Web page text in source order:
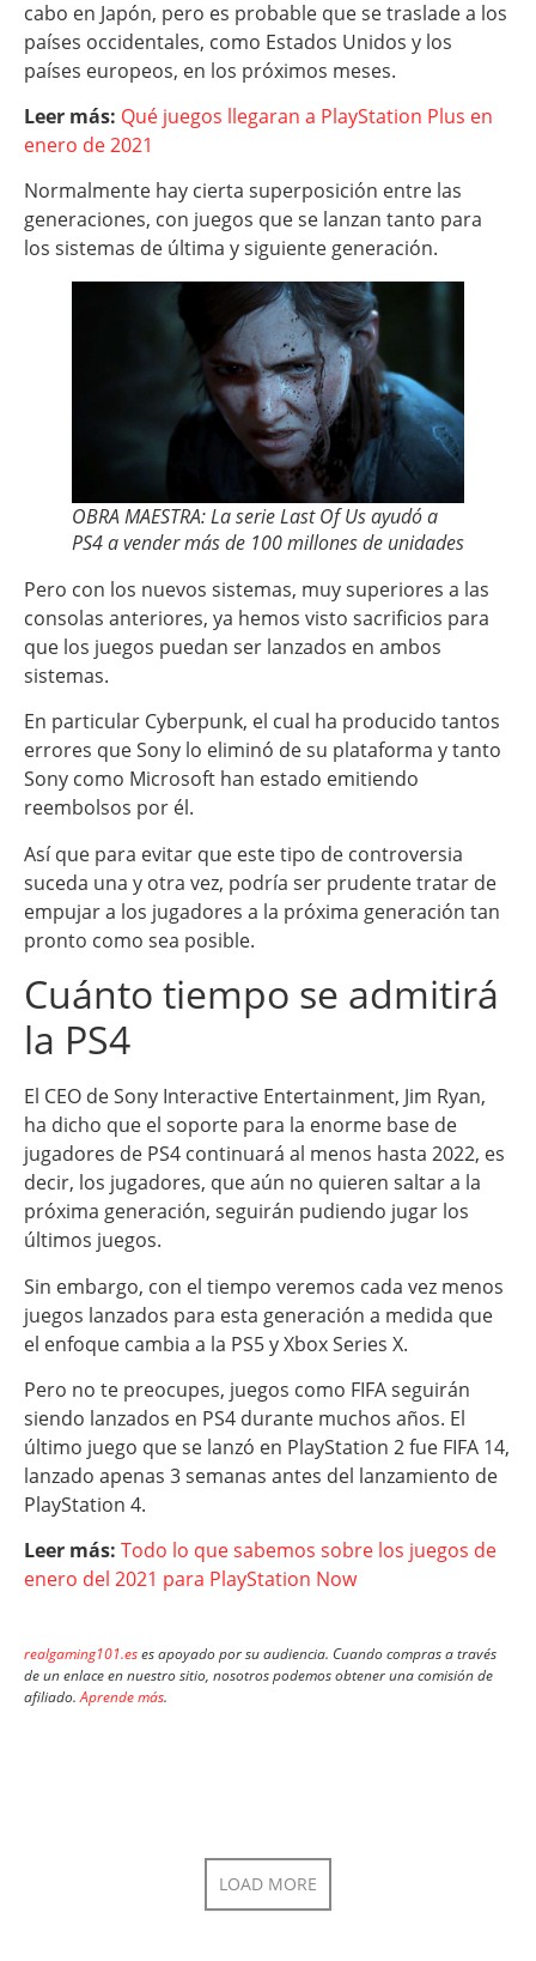
cabo en Japón, pero es probable que se traslade a los
países occidentales, como Estados Unidos y los
países europeos, en los próximos meses.
Leer más: Qué juegos llegaran a PlayStation Plus en
enero de 2021
Normalmente hay cierta superposición entre las
generaciones, con juegos que se lanzan tanto para
los sistemas de última y siguiente generación.
OBRA MAESTRA: La serie Last Of Us ayudó a
PS4 a vender más de 100 millones de unidades
Pero con los nuevos sistemas, muy superiores a las
consolas anteriores, ya hemos visto sacrificios para
que los juegos puedan ser lanzados en ambos
sistemas.
En particular Cyberpunk, el cual ha producido tantos
errores que Sony lo eliminó de su plataforma y tanto
Sony como Microsoft han estado emitiendo
reembolsos por él.
Así que para evitar que este tipo de controversia
suceda una y otra vez, podría ser prudente tratar de
empujar a los jugadores a la próxima generación tan
pronto como sea posible.
Cuánto tiempo se admitirá
la PS4
El CEO de Sony Interactive Entertainment, Jim Ryan,
ha dicho que el soporte para la enorme base de
jugadores de PS4 continuará al menos hasta 2022, es
decir, los jugadores, que aún no quieren saltar a la
próxima generación, seguirán pudiendo jugar los
últimos juegos.
Sin embargo, con el tiempo veremos cada vez menos
juegos lanzados para esta generación a medida que
el enfoque cambia a la PS5 y Xbox Series X.
Pero no te preocupes, juegos como FIFA seguirán
siendo lanzados en PS4 durante muchos años. El
último juego que se lanzó en PlayStation 2 fue FIFA 14,
lanzado apenas 3 semanas antes del lanzamiento de
PlayStation 4.
Leer más: Todo lo que sabemos sobre los juegos de
enero del 2021 para PlayStation Now
realgaming101.eses apoyado por su audiencia. Cuando compras a través
de un enlace en nuestro sitio, nosotros podemos obtener una comisión de
afiliado.Aprende más.
LOAD MORE